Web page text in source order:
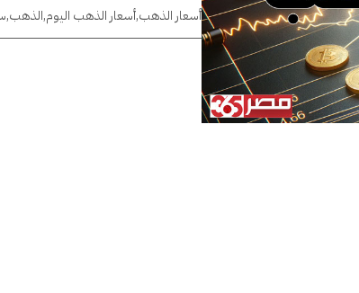
أسعار الذهب,أسعار الذهب اليوم,الذهب,